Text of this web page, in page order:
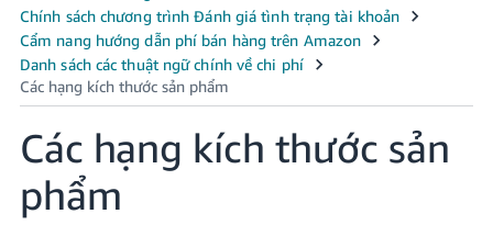
中
文
-
한
국
Các hạng kích thước sản
phẩm